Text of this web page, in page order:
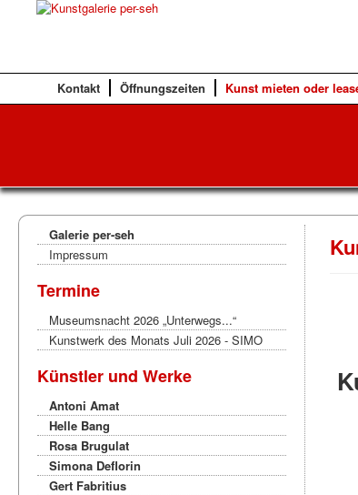
Kontakt Öffnungszeiten Kunst mieten oder
Galerie per-seh
Impressum
Termine
Museumsnacht 2026 „Unterwegs...“
Kunstwerk des Monats Juli 2026 - SIMO
Künstler und Werke
Antoni Amat
Helle Bang
Rosa Brugulat
Simona Deflorin
Gert Fabritius